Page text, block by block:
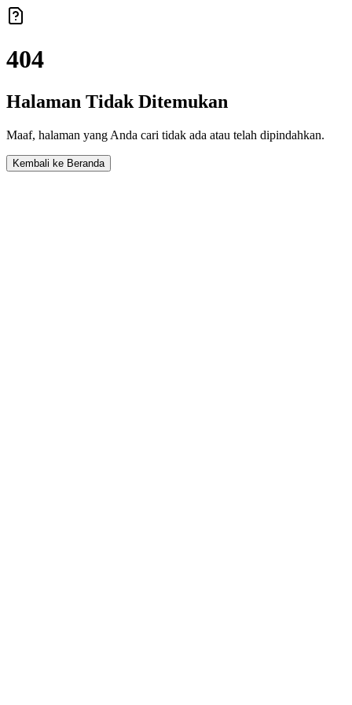
404
Halaman Tidak Ditemukan
Maaf, halaman yang Anda cari tidak ada atau telah dipindahkan.
Kembali ke Beranda